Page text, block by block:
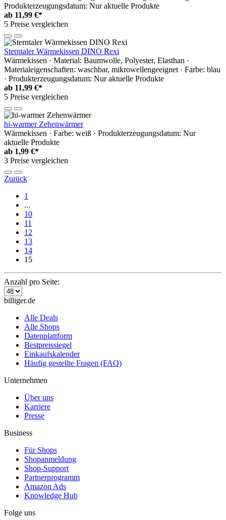
Produkterzeugungsdatum: Nur aktuelle Produkte
ab 11,99 €*
5 Preise vergleichen
Sterntaler Wärmekissen DINO Rexi
Wärmekissen · Material: Baumwolle, Polyester, Elasthan ·
Materialeigenschaften: waschbar, mikrowellengeeignet · Farbe: blau
· Produkterzeugungsdatum: Nur aktuelle Produkte
ab 11,99 €*
5 Preise vergleichen
hi-warmer Zehenwärmer
Wärmekissen · Farbe: weiß · Produkterzeugungsdatum: Nur
aktuelle Produkte
ab 1,99 €*
3 Preise vergleichen
Zurück
1
...
10
11
12
13
14
15
Anzahl pro Seite:
billiger.de
Alle Deals
Alle Shops
Datenplattform
Bestpreissiegel
Einkaufskalender
Häufig gestellte Fragen (FAQ)
Unternehmen
Über uns
Karriere
Presse
Business
Für Shops
Shopanmeldung
Shop-Support
Partnerprogramm
Amazon Ads
Knowledge Hub
Folge uns